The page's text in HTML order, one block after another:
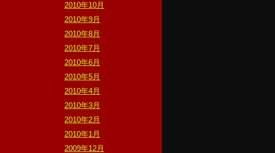
2010年10月
2010年9月
2010年8月
2010年7月
2010年6月
2010年5月
2010年4月
2010年3月
2010年2月
2010年1月
2009年12月